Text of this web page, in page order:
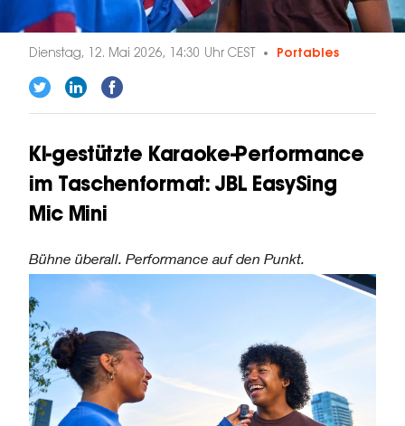
Dienstag, 12. Mai 2026, 14:30 Uhr CEST Portables
KI-gestützte Karaoke-Performance
im Taschenformat: JBL EasySing
Mic Mini
Bühne überall. Performance auf den Punkt.